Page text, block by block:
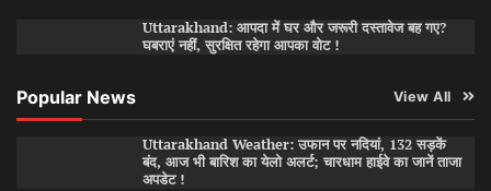
Uttarakhand: आपदा में घर और जरूरी दस्तावेज बह गए?
घबराएं नहीं, सुरक्षित रहेगा आपका वोट !
Popular News View All
Uttarakhand Weather: उफान पर नदियां, 132 सड़कें
बंद, आज भी बारिश का येलो अलर्ट; चारधाम हाईवे का जानें ताजा
अपडेट !